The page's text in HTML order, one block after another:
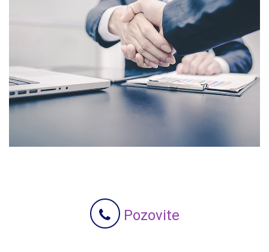
Pozovite